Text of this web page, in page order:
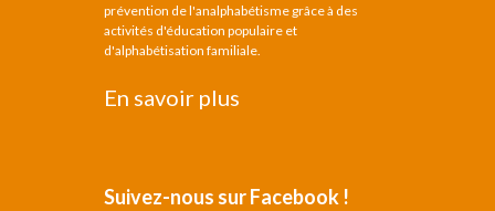
prévention de l'analphabétisme grâce à des
activités d'éducation populaire et
d'alphabétisation familiale.
En savoir plus
Suivez-nous sur Facebook !